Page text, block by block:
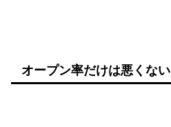
オープン率だけは悪くない